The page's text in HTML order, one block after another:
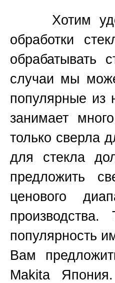
Хотим
обработки
обрабатывать
случаи мы
популярные из
занимает
только сверла
для стекла
предложить
ценового
популярность
Вам
Makita Япония